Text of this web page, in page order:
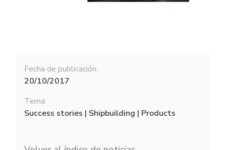
Fecha de publicación:
20/10/2017
Tema:
Success stories | Shipbuilding | Products